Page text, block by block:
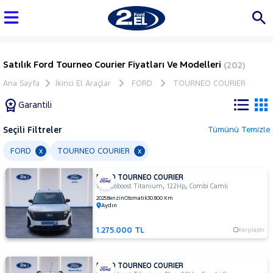
Satılık Ford Tourneo Courier Fiyatları Ve Modelleri (202)
Ana Sayfa İkinci El Araçlar FORD TOURNEO COURIER
Garantili
Tüm
Araçlar
AUDI
BMC
BMW
BYD
Seçili Filtreler Tümünü Temizle
FORD x TOURNEO COURIER x
FORD TOURNEO COURIER
1.0 Ecoboost Titanium,122Hp,Combi Camlı
2025BenzinOtomatik30.800 Km
Aydın
1.275.000 TL Karşılaştır
FORD TOURNEO COURIER